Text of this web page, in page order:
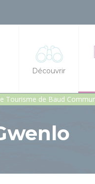
Découvrir
La vallée du
Idées séjours et
Géants de
Tourisme de Baud